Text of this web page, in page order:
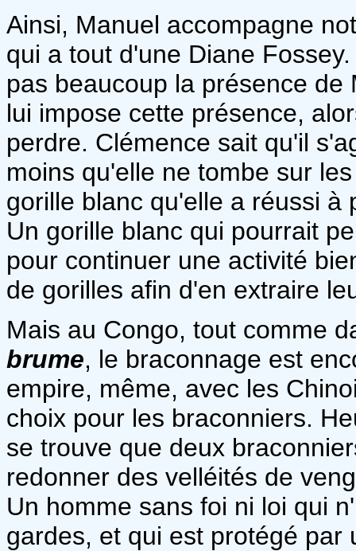
Ainsi, Manuel accompagne
qui a tout d'une Diane
pas beaucoup la présence
lui impose cette présence,
perdre. Clémence sait qu'il
moins qu'elle ne tombe sur
gorille blanc qu'elle a réussi à
Un gorille blanc qui pourrait
pour continuer une activité
de gorilles afin d'en extraire
Mais au Congo, tout comme
brume, le braconnage est
empire, même, avec les
choix pour les braconniers.
se trouve que deux
redonner des velléités de
Un homme sans foi ni loi qui
gardes, et qui est protégé par